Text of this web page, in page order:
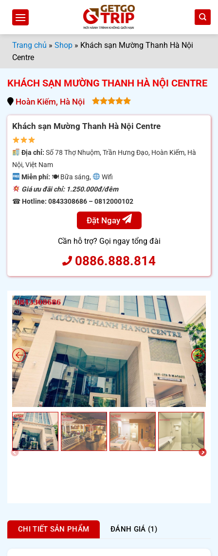
dungTrang chủ » Shop » Khách sạn Mường Thanh Hà Nội
Centre
KHÁCH SẠN MƯỜNG THANH HÀ NỘI CENTRE
Hoàn Kiếm, Hà Nội
5.00
of 5
Khách sạn Mường Thanh Hà Nội Centre
Địa chỉ: Số 78 Thợ Nhuộm, Trần Hưng Đạo, Hoàn Kiếm, Hà
Nội, Việt Nam
Miễn phí: 🍽 Bữa sáng,
Wifi
Giá ưu đãi chỉ: 1.250.000đ/đêm
☎ Hotline: 0843308686 – 0812000102
Đặt Ngay
Cần hỗ trợ? Gọi ngay tổng đài
0886.888.814
CHI TIẾT SẢN PHẨM ĐÁNH GIÁ (1)